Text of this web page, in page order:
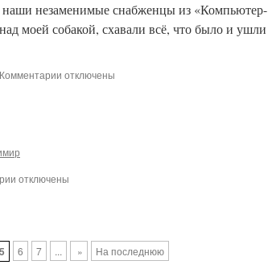
наши незаменимые снабженцы из «Компьютер-
моей собакой, схавали всё, что было и ушли
Комментарии котключены
котключены
5 6 7 ... » На последнюю